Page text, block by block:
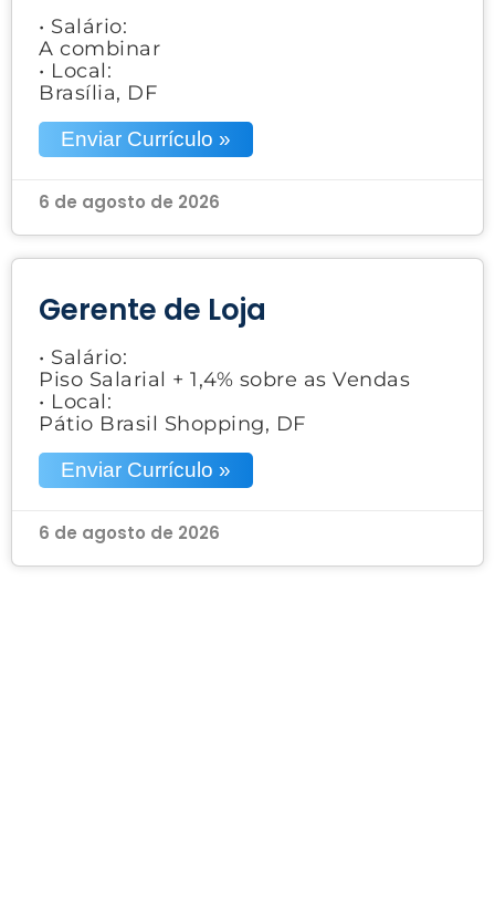
• Salário:
A combinar
• Local:
Brasília, DF
Enviar Currículo »
6 de agosto de 2026
Gerente de Loja
• Salário:
Piso Salarial + 1,4% sobre as Vendas
• Local:
Pátio Brasil Shopping, DF
Enviar Currículo »
6 de agosto de 2026